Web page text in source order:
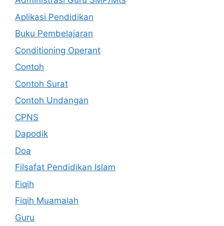
Aplikasi Pendidikan
Buku Pembelajaran
Conditioning Operant
Contoh
Contoh Surat
Contoh Undangan
CPNS
Dapodik
Doa
Filsafat Pendidikan Islam
Fiqih
Fiqih Muamalah
Guru